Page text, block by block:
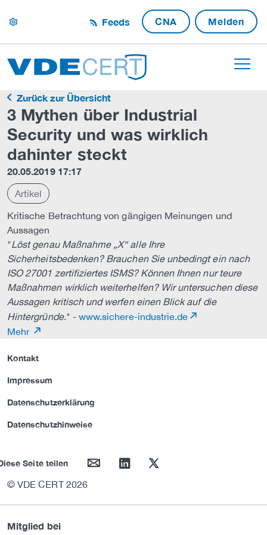
settings Feeds CNA Melden
Zurück zur Übersicht
3 Mythen über Industrial
Security und was wirklich
dahinter steckt
20.05.2019 17:17
Artikel
Kritische Betrachtung von gängigen Meinungen und
Aussagen
"Löst genau Maßnahme „X“ alle Ihre
Sicherheitsbedenken? Brauchen Sie unbedingt ein nach
ISO 27001 zertifiziertes ISMS? Können Ihnen nur teure
Maßnahmen wirklich weiterhelfen? Wir untersuchen diese
Aussagen kritisch und werfen einen Blick auf die
Hintergründe." - www.sichere-industrie.de
Mehr
Kontakt
Impressum
Datenschutzerklärung
Datenschutzhinweise
Seite teilen mail linkedin twitter
© VDE CERT 2026
Mitglied bei